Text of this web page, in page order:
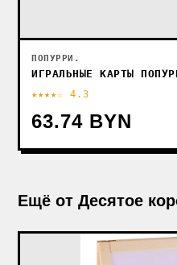
ПОПУРРИ.
ИГРАЛЬНЫЕ КАРТЫ
★★★★☆ 4.3
63.74 BYN
Ещё от Десятое